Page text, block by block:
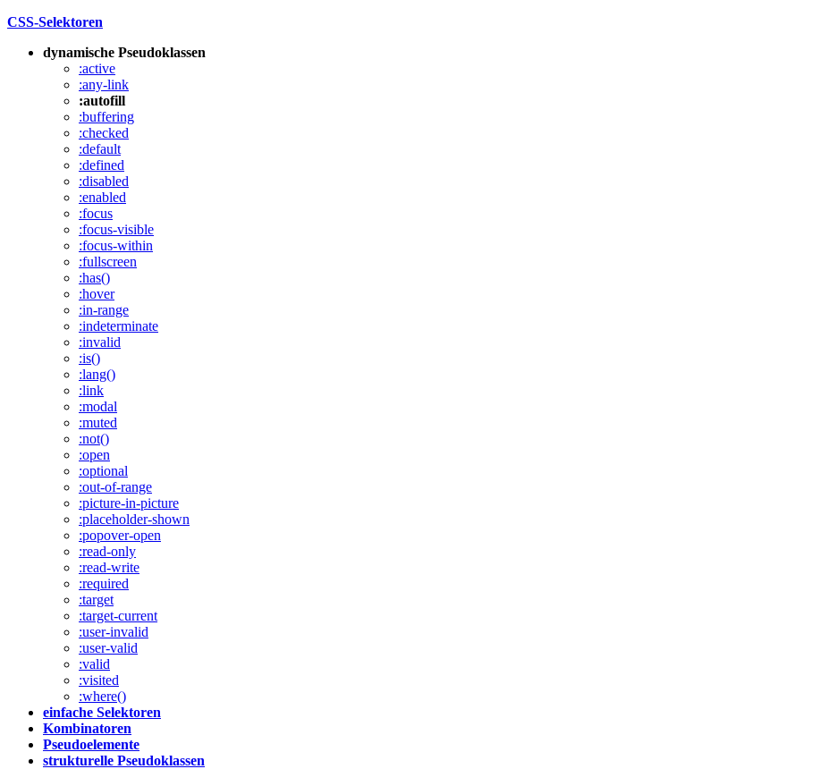
CSS-Selektoren
dynamische Pseudoklassen
:active
:any-link
:autofill
:buffering
:checked
:default
:defined
:disabled
:enabled
:focus
:focus-visible
:focus-within
:fullscreen
:has()
:hover
:in-range
:indeterminate
:invalid
:is()
:lang()
:link
:modal
:muted
:not()
:open
:optional
:out-of-range
:picture-in-picture
:placeholder-shown
:popover-open
:read-only
:read-write
:required
:target
:target-current
:user-invalid
:user-valid
:valid
:visited
:where()
einfache Selektoren
Kombinatoren
Pseudoelemente
strukturelle Pseudoklassen